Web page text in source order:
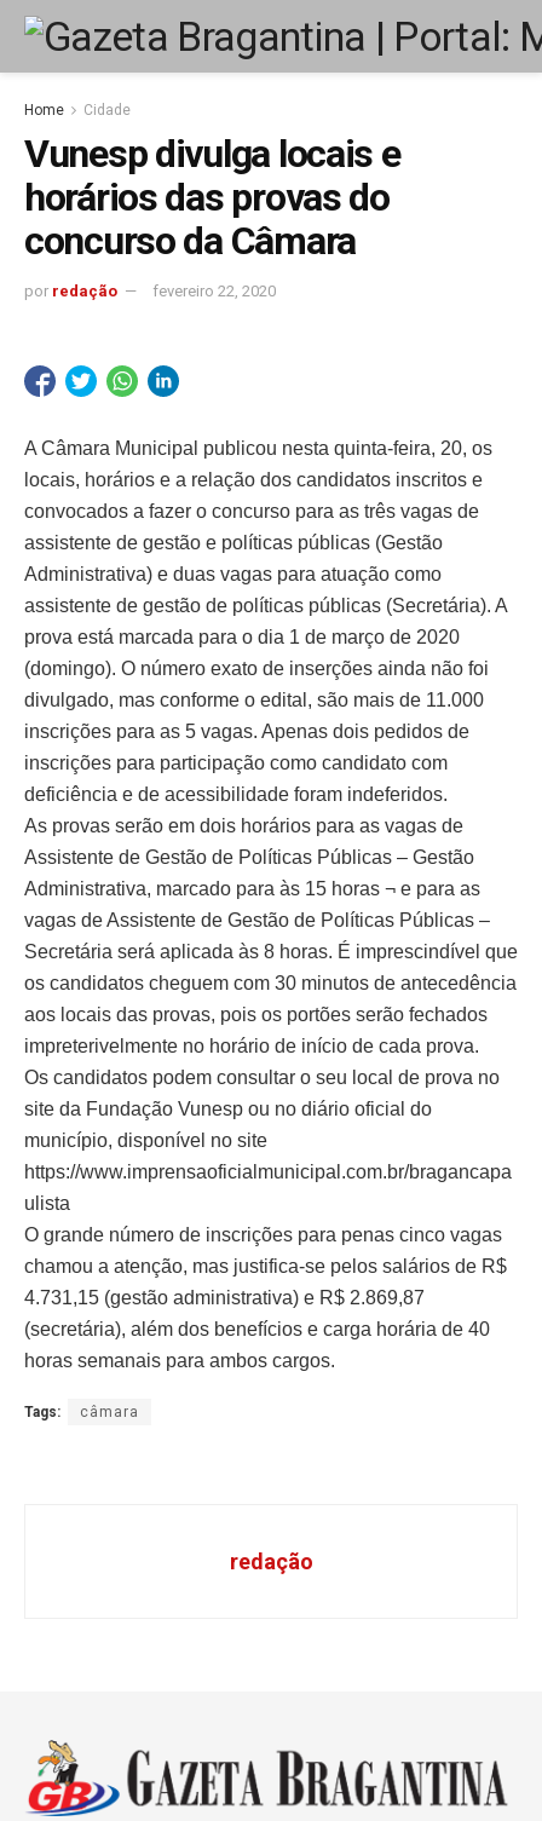
Home Cidade
Vunesp divulga locais e
horários das provas do
concurso da Câmara
por redação fevereiro 22, 2020
A Câmara Municipal publicou nesta quinta-feira, 20, os
locais, horários e a relação dos candidatos inscritos e
convocados a fazer o concurso para as três vagas de
assistente de gestão e políticas públicas (Gestão
Administrativa) e duas vagas para atuação como
assistente de gestão de políticas públicas (Secretária). A
prova está marcada para o dia 1 de março de 2020
(domingo). O número exato de inserções ainda não foi
divulgado, mas conforme o edital, são mais de 11.000
inscrições para as 5 vagas. Apenas dois pedidos de
inscrições para participação como candidato com
deficiência e de acessibilidade foram indeferidos.
As provas serão em dois horários para as vagas de
Assistente de Gestão de Políticas Públicas – Gestão
Administrativa, marcado para às 15 horas ¬ e para as
vagas de Assistente de Gestão de Políticas Públicas –
Secretária será aplicada às 8 horas. É imprescindível que
os candidatos cheguem com 30 minutos de antecedência
aos locais das provas, pois os portões serão fechados
impreterivelmente no horário de início de cada prova.
Os candidatos podem consultar o seu local de prova no
site da Fundação Vunesp ou no diário oficial do
município, disponível no site
https://www.imprensaoficialmunicipal.com.br/bragancapa
ulista
O grande número de inscrições para penas cinco vagas
chamou a atenção, mas justifica-se pelos salários de R$
4.731,15 (gestão administrativa) e R$ 2.869,87
(secretária), além dos benefícios e carga horária de 40
horas semanais para ambos cargos.
Tags: câmara
redação